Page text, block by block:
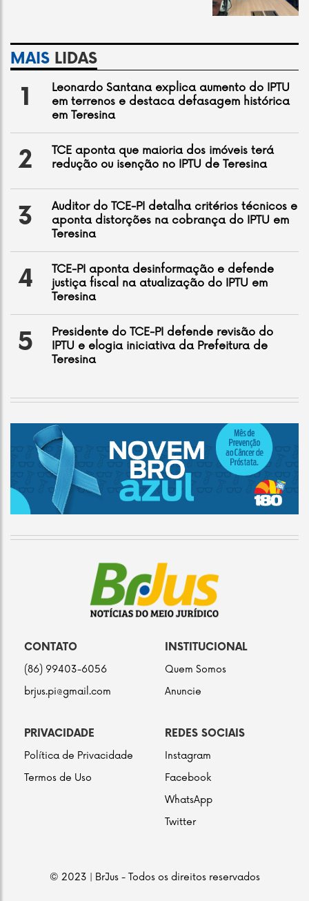
MAIS LIDAS
1
Leonardo Santana explica aumento do IPTU
em terrenos e destaca defasagem histórica
em Teresina
2
TCE aponta que maioria dos imóveis terá
redução ou isenção no IPTU de Teresina
3
Auditor do TCE-PI detalha critérios técnicos e
aponta distorções na cobrança do IPTU em
Teresina
4
TCE-PI aponta desinformação e defende
justiça fiscal na atualização do IPTU em
Teresina
5
Presidente do TCE-PI defende revisão do
IPTU e elogia iniciativa da Prefeitura de
Teresina
CONTATO
(86) 99403-6056
brjus.pi@gmail.com
INSTITUCIONAL
Quem Somos
Anuncie
PRIVACIDADE
Política de Privacidade
Termos de Uso
REDES SOCIAIS
Instagram
Facebook
WhatsApp
Twitter
© 2023 | BrJus - Todos os direitos reservados